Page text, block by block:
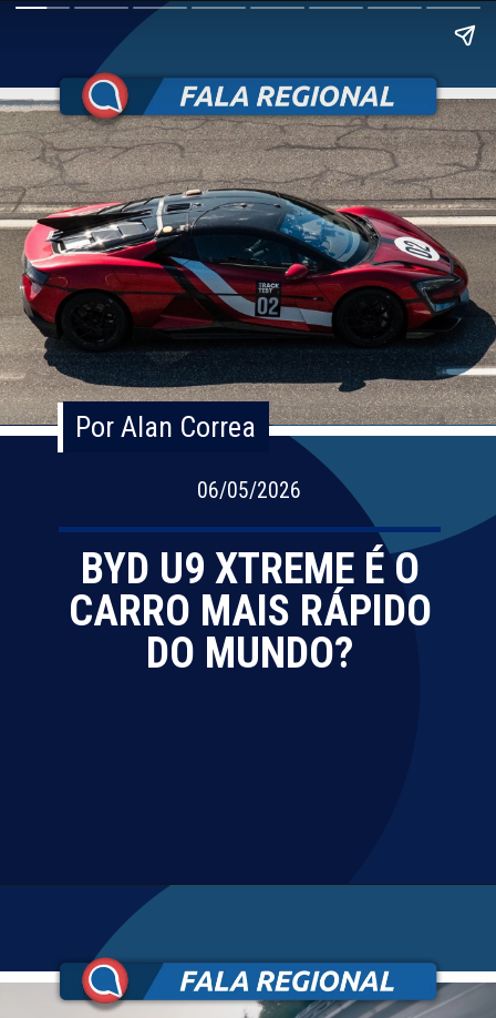
06/05/2026
Por Alan Correa
Por Alan Correa
BYD U9 XTREME É O
CARRO MAIS RÁPIDO
DO MUNDO?